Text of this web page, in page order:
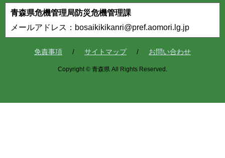
青森県危機管理局防災危機管理課
メールアドレス：bosaikikikanri@pref.aomori.lg.jp
免責事項 サイトマップ お問い合わせ
Copyright © 青森県 All Rights Reserved.